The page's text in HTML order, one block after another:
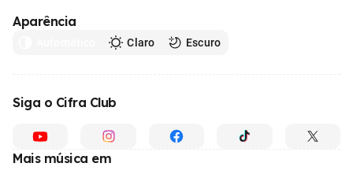
Aparência
Claro Escuro
Siga o Cifra Club
Mais música em